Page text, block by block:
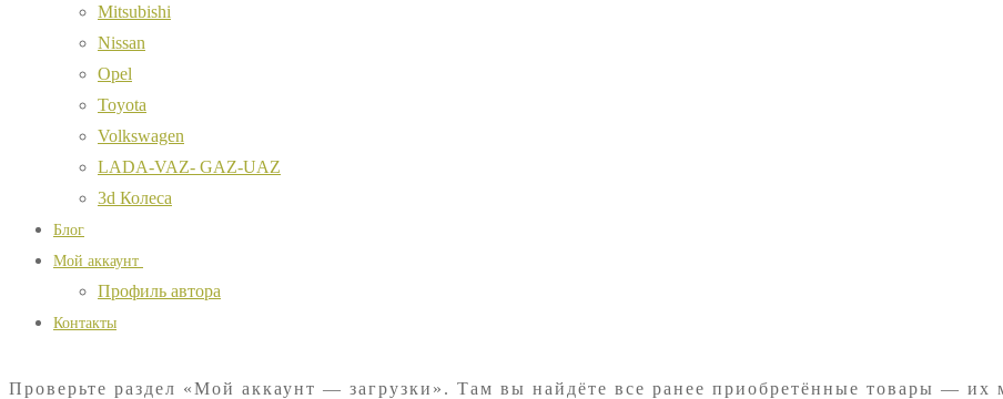
Mitsubishi
Nissan
Opel
Toyota
Volkswagen
LADA-VAZ- GAZ-UAZ
3d Колеса
Блог
Мой аккаунт
Профиль автора
Контакты
Проверьте раздел «Мой аккаунт — загрузки». Там вы найдёте все ранее приобретённые товары — их